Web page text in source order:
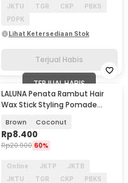
JKTU
TGR CKP
PBKS
PDPK
Lihat Ketersediaan Stok
Terjual Habis
TERJUAL HABIS
LALUNA Penata Rambut Hair
Wax Stick Styling Pomade
Brown Coconut
Rp8.400
Rp20.900 60%
Online JKTP
JKTB
JKTU
TGR CKP
PBKS